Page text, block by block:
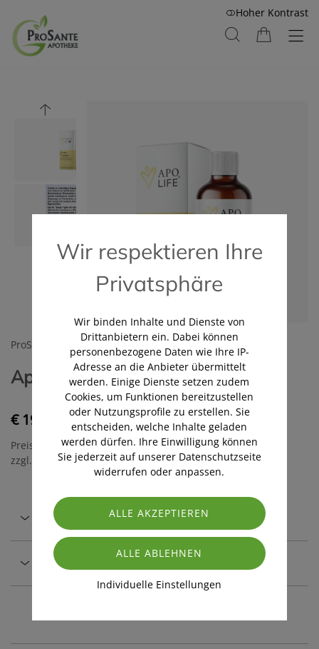
Hoher Kontrast
ProSante Apotheke
ApoLife Gastro Tropfen 50ml
€ 19,50
Preis inkl. MwSt.
zzgl. Versandkosten
Beschreibung
Sicher & regional
Wir respektieren Ihre
Privatsphäre
Wir binden Inhalte und Dienste von
Drittanbietern ein. Dabei können
personenbezogene Daten wie Ihre IP-
Adresse an die Anbieter übermittelt
werden. Einige Dienste setzen zudem
Cookies, um Funktionen bereitzustellen
oder Nutzungsprofile zu erstellen. Sie
entscheiden, welche Inhalte geladen
werden dürfen. Ihre Einwilligung können
Sie jederzeit auf unserer Datenschutzseite
widerrufen oder anpassen.
Individuelle Einstellungen